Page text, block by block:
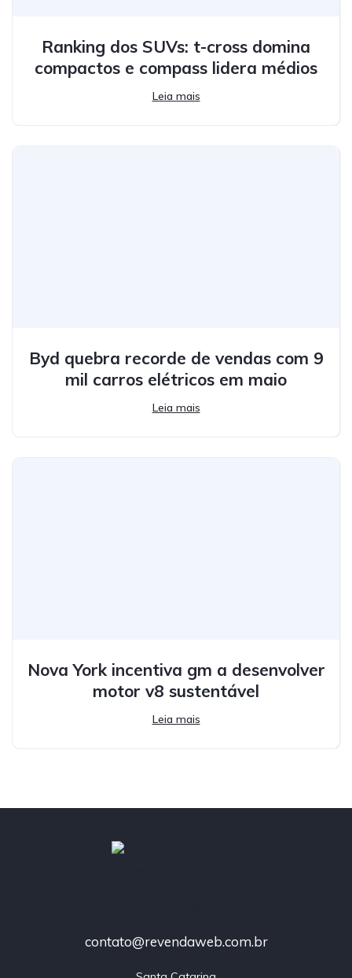
Ranking dos SUVs: t-cross domina
compactos e compass lidera médios
Leia mais
Byd quebra recorde de vendas com 9
mil carros elétricos em maio
Leia mais
Nova York incentiva gm a desenvolver
motor v8 sustentável
Leia mais
contato@revendaweb.com.br